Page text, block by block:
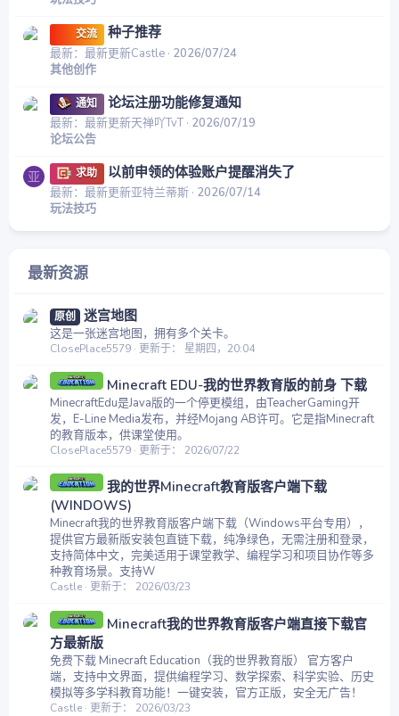
交流 种子推荐
最新：最新更新Castle 2026/07/24
其他创作
通知 论坛注册功能修复通知
最新：最新更新天禅吖TvT 2026/07/19
论坛公告
亚 求助 以前申领的体验账户提醒消失了
最新：最新更新亚特兰蒂斯 2026/07/14
玩法技巧
最新资源
原创 迷宫地图
这是一张迷宫地图，拥有多个关卡。
ClosePlace5579 更新于： 星期四，20:04
Minecraft EDU-我的世界教育版的前身 下载
MinecraftEdu是Java版的一个停更模组，由TeacherGaming开
发，E-Line Media发布，并经Mojang AB许可。它是指Minecraft
的教育版本，供课堂使用。
ClosePlace5579 更新于： 2026/07/22
我的世界Minecraft教育版客户端下载
(WINDOWS)
Minecraft我的世界教育版客户端下载（Windows平台专用），
提供官方最新版安装包直链下载，纯净绿色，无需注册和登录，
支持简体中文，完美适用于课堂教学、编程学习和项目协作等多
种教育场景。支持W
Castle 更新于： 2026/03/23
Minecraft我的世界教育版客户端直接下载官
方最新版
免费下载 Minecraft Education（我的世界教育版） 官方客户
端，支持中文界面，提供编程学习、数学探索、科学实验、历史
模拟等多学科教育功能！一键安装，官方正版，安全无广告！
Castle 更新于： 2026/03/23